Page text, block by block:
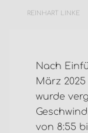
REINHART LINKE
Nach
März
wurde
von 8:55